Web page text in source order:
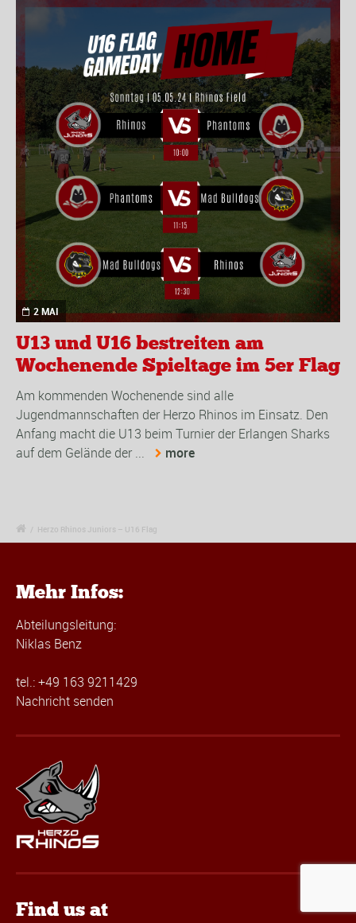
2 MAI
U13 und U16 bestreiten am
Wochenende Spieltage im 5er Flag
Am kommenden Wochenende sind alle
Jugendmannschaften der Herzo Rhinos im Einsatz. Den
Anfang macht die U13 beim Turnier der Erlangen Sharks
auf dem Gelände der ...
more
/ Herzo Rhinos Juniors – U16 Flag
Mehr Infos:
Abteilungsleitung:
Niklas Benz
tel.: +49 163 9211429
Nachricht senden
Find us at